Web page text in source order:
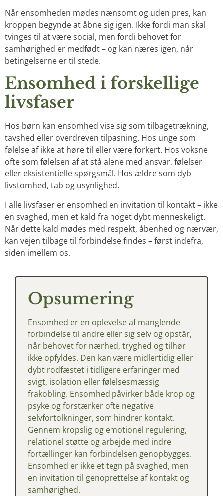
Når ensomheden mødes nænsomt og uden pres, kan
kroppen begynde at åbne sig igen. Ikke fordi man skal
tvinges til at være social, men fordi behovet for
samhørighed er medfødt – og kan næres igen, når
betingelserne er til stede.
Ensomhed i forskellige
livsfaser
Hos børn kan ensomhed vise sig som tilbagetrækning,
tavshed eller overdreven tilpasning. Hos unge som
følelse af ikke at høre til eller være forkert. Hos voksne
ofte som følelsen af at stå alene med ansvar, følelser
eller eksistentielle spørgsmål. Hos ældre som dyb
livstomhed, tab og usynlighed.
I alle livsfaser er ensomhed en invitation til kontakt – ikke
en svaghed, men et kald fra noget dybt menneskeligt.
Når dette kald mødes med respekt, åbenhed og nærvær,
kan vejen tilbage til forbindelse findes – først indefra,
siden imellem os.
Opsumering
Ensomhed er en oplevelseafmanglende
forbindelsetil andre ellersigselv og opstår,
når behovetfor nærhed, tryghed ogtilhør
ikke opfyldes. Den kan være midlertidig eller
dybt rodfæstet i tidligere erfaringer med
svigt, isolation ellerfølelsesmæssig
frakobling. Ensomhed påvirker både krop og
psyke ogforstærker ofte negative
selvfortolkninger, som hindrer kontakt.
Gennem kropslig og emotionel regulering,
relationel støtte ogarbejde med indre
fortællinger kan forbindelsen genopbygges.
Ensomhed er ikke ettegn på svaghed, men
en invitation til genoprettelseafkontakt og
samhørighed.